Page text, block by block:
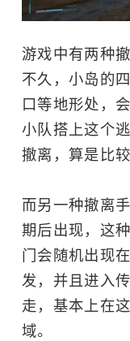
游戏中有两种
不久，小岛的
口等地形处，
小队搭上这个
撤离，算是比
而另一种撤离
期后出现，这
门会随机出现
发，并且进入
走，基本上在
域。